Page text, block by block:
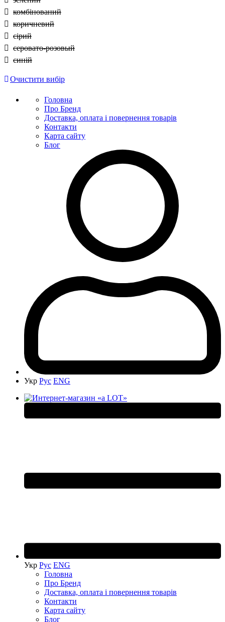
комбінований
коричневий
сірий
серовато-розовый
синій
Очистити вибір
Головна
Про Бренд
Доставка, оплата і повернення товарів
Контакти
Карта сайту
Блог
Укр Рус ENG
Укр Рус ENG
Головна
Про Бренд
Доставка, оплата і повернення товарів
Контакти
Карта сайту
Блог